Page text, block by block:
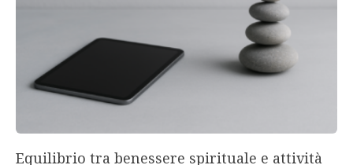
Equilibrio tra benessere spirituale e attività